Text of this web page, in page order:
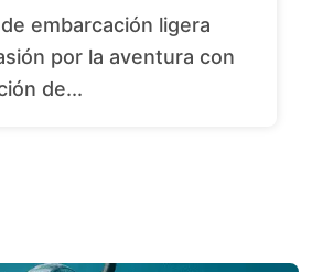
por la aventura con
de...